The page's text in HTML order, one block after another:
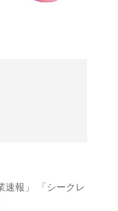
速報」 「シークレ